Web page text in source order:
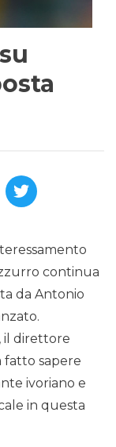
continua
da Antonio
il direttore
fatto sapere
ivoriano e
in questa